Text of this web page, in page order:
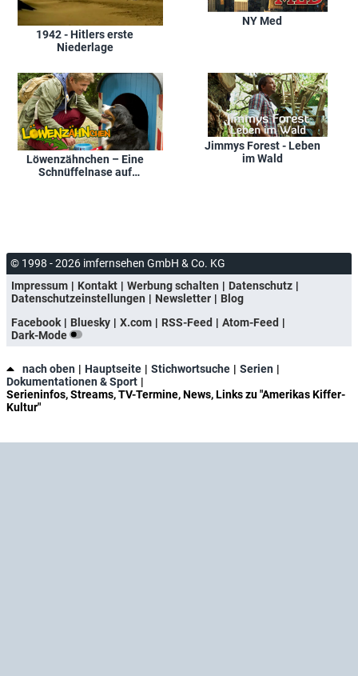
1942 - Hitlers erste
Niederlage
NY Med
Löwenzähnchen – Eine
Schnüffelnase auf
Jimmys Forest - Leben
im Wald
© 1998 - 2026 imfernsehen GmbH & Co. KG
Impressum
Kontakt Werbung schalten
Datenschutz
Datenschutzeinstellungen
Newsletter
Blog
Facebook
Bluesky X.com RSS-Feed
Atom-Feed
Dark-Mode
nach oben Hauptseite Stichwortsuche
Serien
Dokumentationen & Sport
Serieninfos, Streams, TV-Termine, News, Links zu "Amerikas Kiffer-
Kultur"